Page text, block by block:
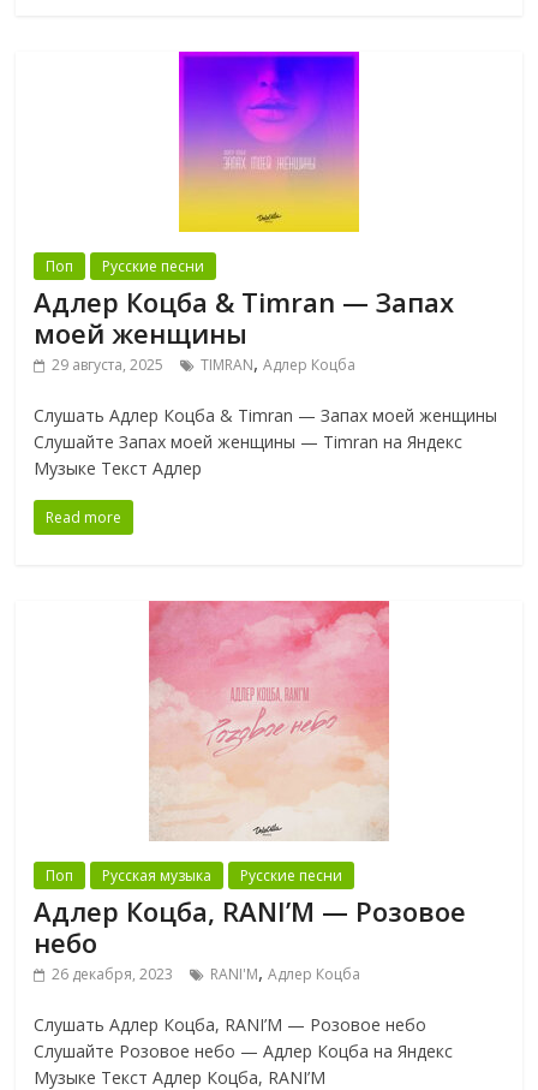
Поп Русские песни
Адлер Коцба & Timran — Запах
моей женщины
29 августа, 2025 TIMRAN,Адлер Коцба
Слушать Адлер Коцба & Timran — Запах моей женщины
Слушайте Запах моей женщины — Timran на Яндекс
Музыке Текст Адлер
Read more
Поп Русская музыка Русские песни
Адлер Коцба, RANI’M — Розовое
небо
26 декабря, 2023 RANI'M,Адлер Коцба
Слушать Адлер Коцба, RANI’M — Розовое небо
Слушайте Розовое небо — Адлер Коцба на Яндекс
Музыке Текст Адлер Коцба, RANI’M